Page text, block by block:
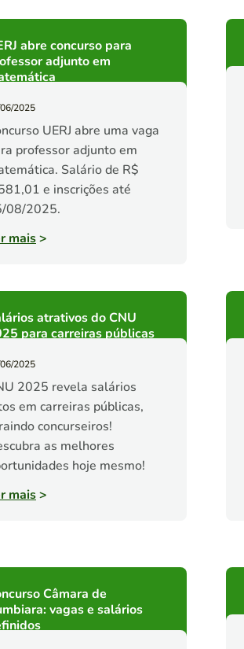
abre concurso para
adjunto em
2025
UERJ abre uma vaga
professor adjunto em
Salário de R$
e inscrições até
08/2025.
mais>
atrativos do CNU
para carreiras públicas
2025
2025 revela salários
em carreiras públicas,
concurseiros!
as melhores
hoje mesmo!
mais>
Câmara de
vagas e salários